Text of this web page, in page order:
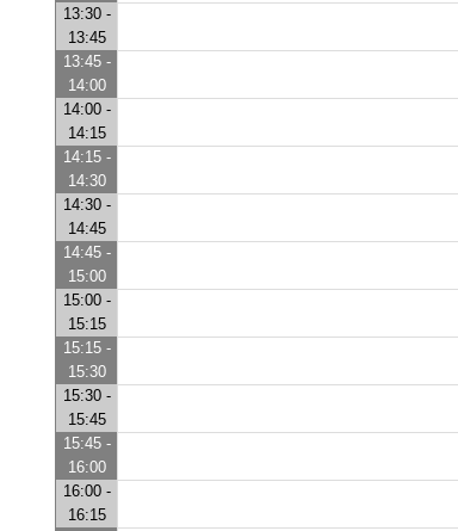
13:30 -
13:45
13:45 -
14:00
14:00 -
14:15
14:15 -
14:30
14:30 -
14:45
14:45 -
15:00
15:00 -
15:15
15:15 -
15:30
15:30 -
15:45
15:45 -
16:00
16:00 -
16:15